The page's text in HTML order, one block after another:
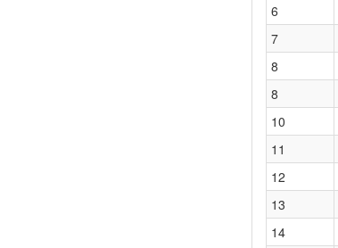
6
7
8
8
10
11
12
13
14